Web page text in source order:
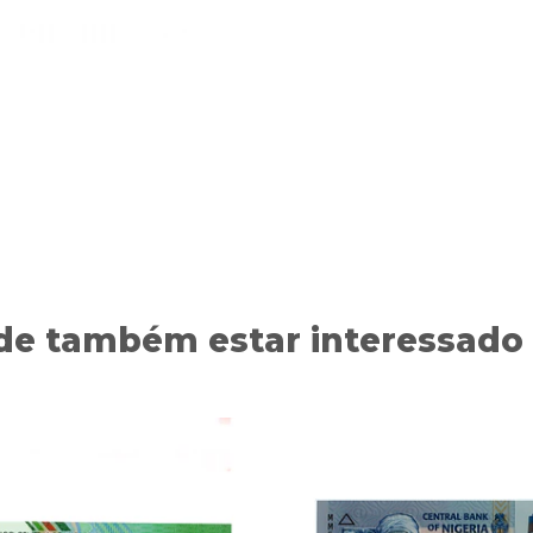
também estar interessado